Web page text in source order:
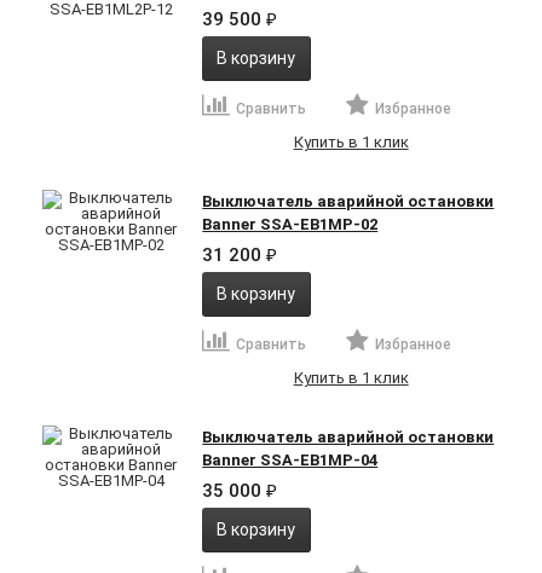
39 500₽
В корзину
Сравнить Избранное
Купить в 1 клик
Выключатель аварийной остановки
Banner SSA-EB1MP-02
31 200₽
В корзину
Сравнить Избранное
Купить в 1 клик
Выключатель аварийной остановки
Banner SSA-EB1MP-04
35 000₽
В корзину